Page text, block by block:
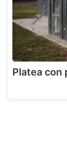
Platea con